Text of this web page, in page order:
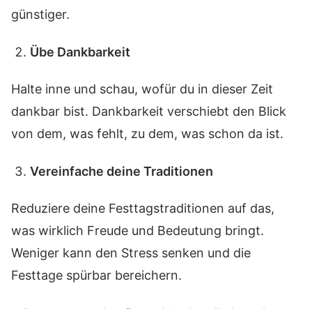
günstiger.
Übe Dankbarkeit
Halte inne und schau, wofür du in dieser Zeit
dankbar bist. Dankbarkeit verschiebt den Blick
von dem, was fehlt, zu dem, was schon da ist.
Vereinfache deine Traditionen
Reduziere deine Festtagstraditionen auf das,
was wirklich Freude und Bedeutung bringt.
Weniger kann den Stress senken und die
Festtage spürbar bereichern.